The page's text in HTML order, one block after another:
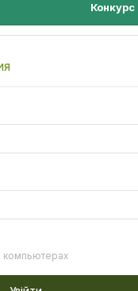
компьютерах